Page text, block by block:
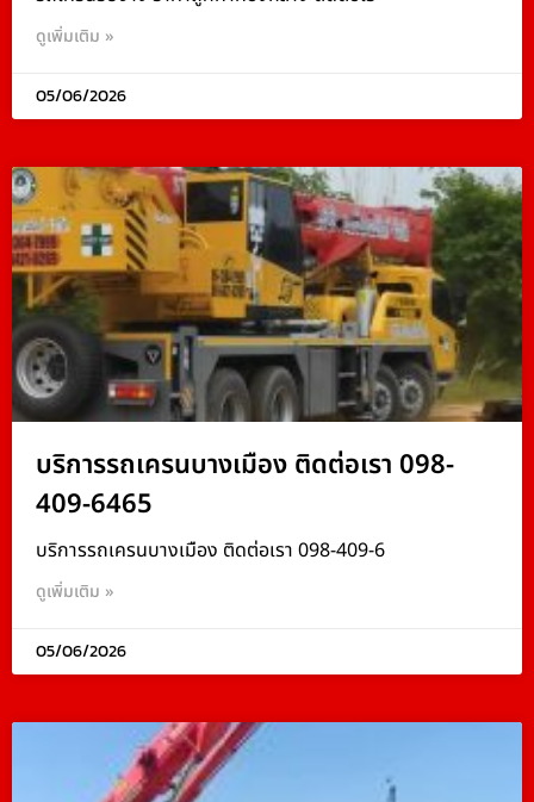
ดูเพิ่มเติม »
05/06/2026
บริการรถเครนบางเมือง ติดต่อเรา 098-
409-6465
บริการรถเครนบางเมือง ติดต่อเรา 098-409-6
ดูเพิ่มเติม »
05/06/2026